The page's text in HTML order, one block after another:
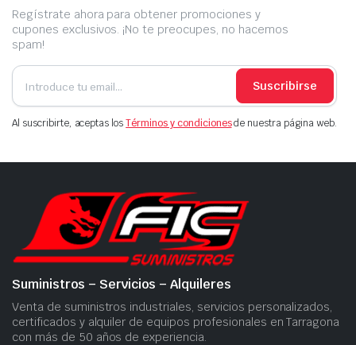
Regístrate ahora para obtener promociones y
cupones exclusivos. ¡No te preocupes, no hacemos
spam!
Suscribirse
Al suscribirte, aceptas losTérminos y condicionesde nuestra página web.
Suministros – Servicios – Alquileres
Venta de suministros industriales, servicios personalizados,
certificados y alquiler de equipos profesionales en Tarragona
con más de 50 años de experiencia.